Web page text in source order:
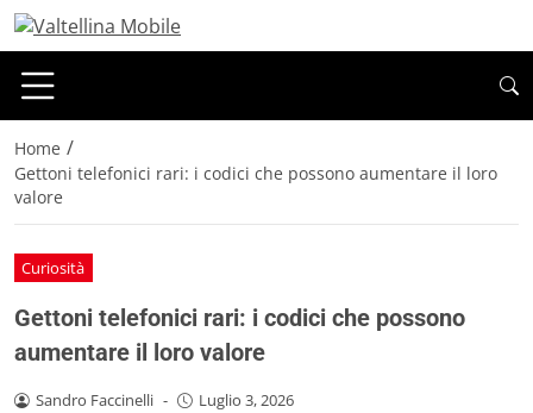
Home /
Gettoni telefonici rari: i codici che possono aumentare il loro
valore
Curiosità
Gettoni telefonici rari: i codici che possono
aumentare il loro valore
Sandro Faccinelli - Luglio 3, 2026